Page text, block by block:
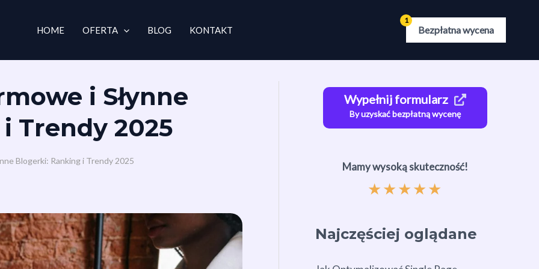
HOME OFERTA BLOG KONTAKT Bezpłatna wycena
i Słynne
Trendy 2025
Blogerki: Ranking i Trendy 2025
Wypełnij formularz
By uzyskać bezpłatną wycenę
Mamy wysoką skuteczność!
★★★★★
Najczęściej oglądane